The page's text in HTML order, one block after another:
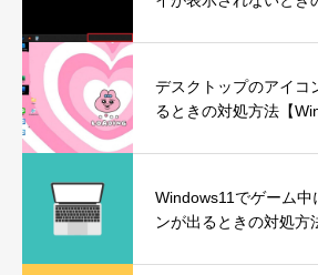
デスクトップのアイコ
るときの対処方法【
Windows11でゲーム中
ンが出るときの対処方